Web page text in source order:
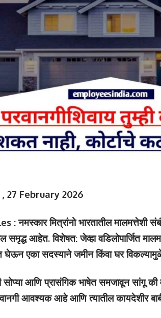
27 February 2026
नमस्कार मित्रांनो भारतातील मालमत्तेशी
आहेत. विशेषत: जेव्हा वडिलोपार्जित
घेऊन एका सदस्याने जमीन किंवा घर
आणि प्रासंगिक भाषेत समजावून सांगू की
आवश्यक आहे आणि त्यातील कायदेशीर